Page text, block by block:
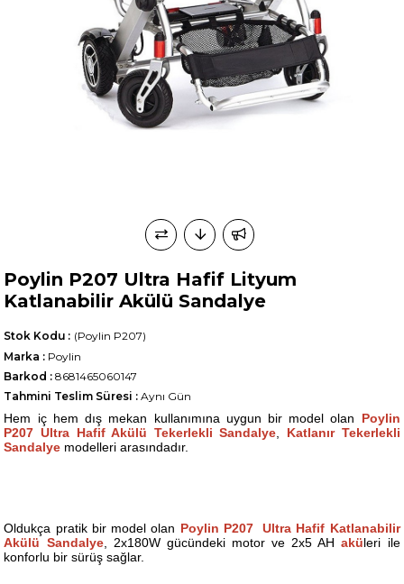
Poylin P207 Ultra Hafif Lityum
Katlanabilir Akülü Sandalye
(Poylin P207)
Stok Kodu
Marka : Poylin
Barkod : 8681465060147
Tahmini Teslim Süresi : Aynı Gün
Hem iç hem dış mekan kullanımına uygun bir model olan Poylin
P207 Ultra Hafif Akülü Tekerlekli Sandalye
Katlanır Tekerlekli
Sandalye modelleri arasındadır.
Oldukça pratik bir model olan Poylin P207 Ultra Hafif Katlanabilir
Akülü Sandalye, 2x180W gücündeki motor ve 2x5 AHaküleri ile
konforlu bir sürüş sağlar.